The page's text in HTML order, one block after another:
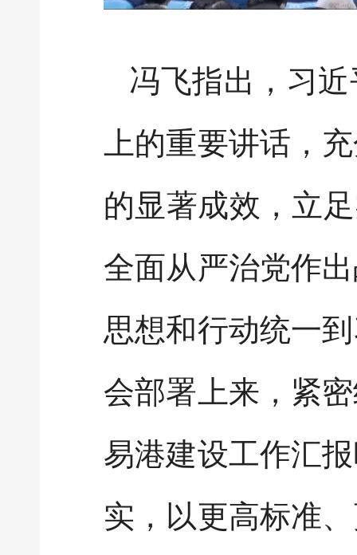
冯飞指出，习
上的重要讲话，
的显著成效，立
全面从严治党作
思想和行动统一
会部署上来，紧
易港建设工作汇
实，以更高标准